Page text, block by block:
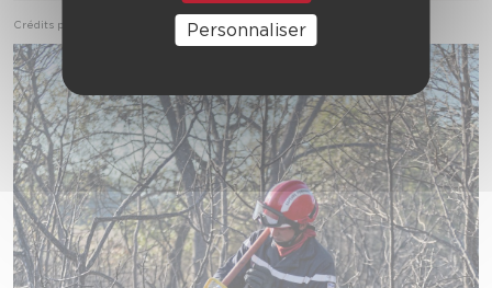
Crédits photo : SDIS 31 / Xavier RivièrePersonnaliser